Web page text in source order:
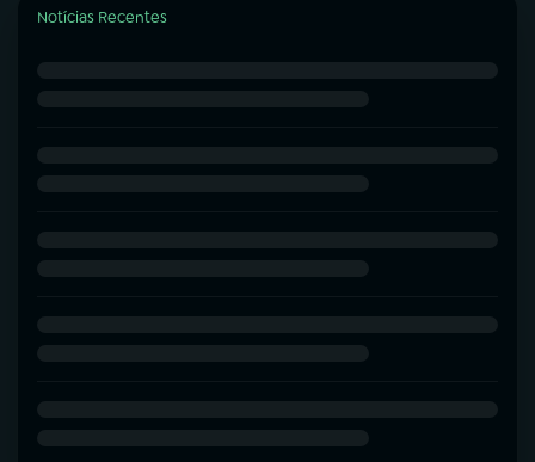
Notícias Recentes